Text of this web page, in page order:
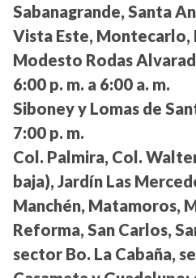
Sabanagrande, Santa
Vista Este, Montecarlo,
Modesto Rodas
6:00 p. m. a 6:00 a. m.
Siboney y Lomas de
7:00 p. m.
Col. Palmira, Col.
baja), Jardín Las
Manchén, Matamoros,
Reforma, San Carlos,
sector Bo. La Cabaña,